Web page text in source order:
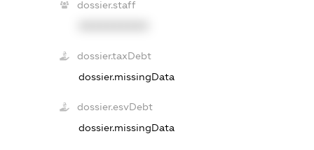
dossier.staff
dossier.taxDebt
dossier.missingData
dossier.esvDebt
dossier.missingData